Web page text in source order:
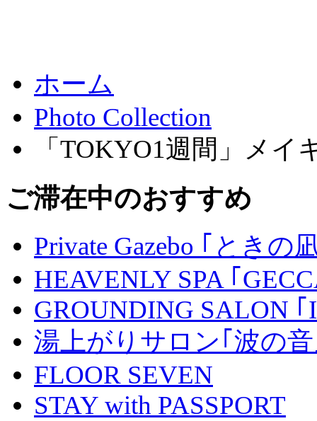
ホーム
Photo Collection
「TOKYO1週間」メ
ご滞在中のおすすめ
Private Gazebo ｢ときの
HEAVENLY SPA ｢
GROUNDING SALON
湯上がりサロン｢波の
FLOOR SEVEN
STAY with PASSPORT